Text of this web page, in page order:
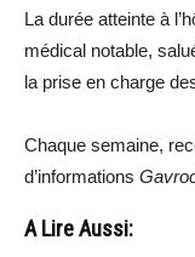
La durée atteinte à
médical notable,
la prise en charge
Chaque semaine,
d’informations
A Lire Aussi: